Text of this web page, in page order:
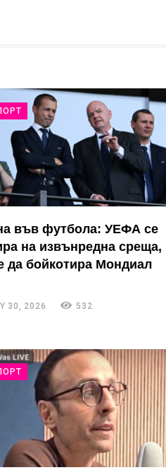
във футбола: УЕФА се
на извънредна среща,
да бойкотира Мондиал
30, 2026 532